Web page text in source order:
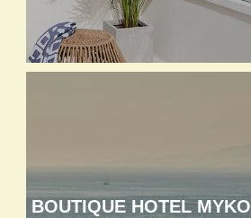
BOUTIQUE HOTEL